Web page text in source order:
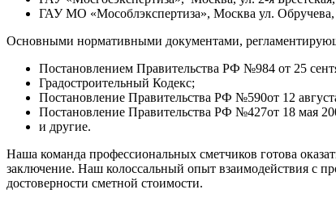
ГАУ МО «Мособлэкспертиза», Москва ул.
Основными нормативными документами,
Постановлением Правительства РФ №984 от 25
Градостроительный Кодекс;
Постановление Правительства РФ №590от 12
Постановление Правительства РФ №427от 18 мая
и другие.
Наша команда профессиональных сметчиков готова
заключение. Наш колоссальный опыт взаимодействия с
достоверности сметной стоимости.